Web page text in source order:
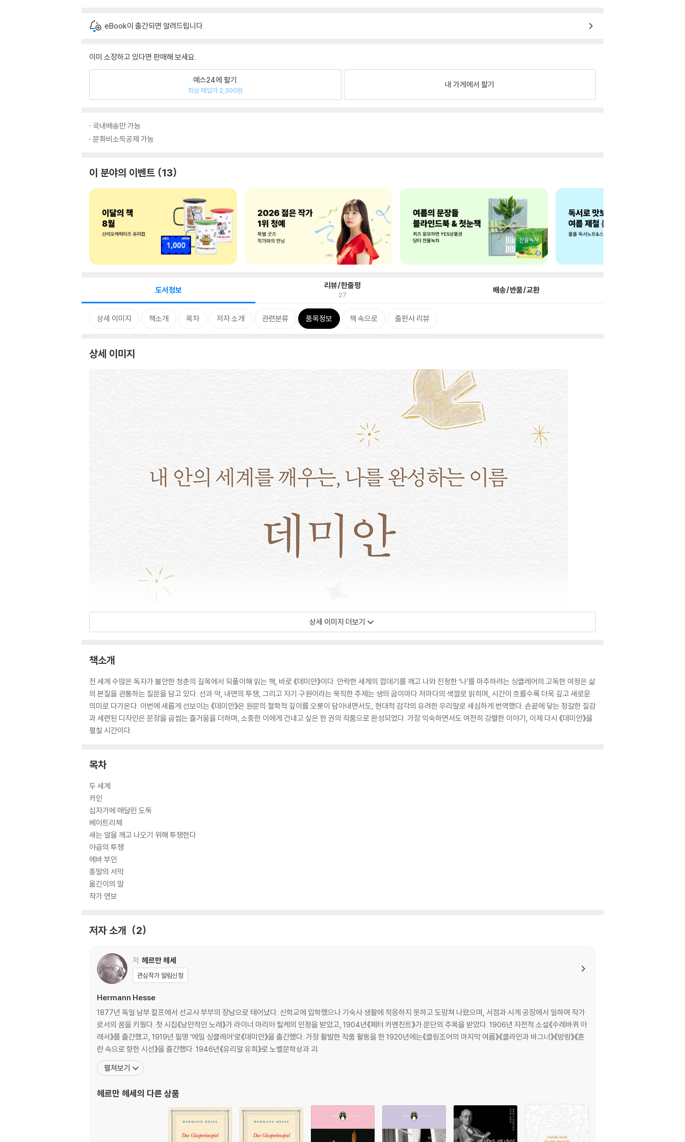
eBook이 출간되면 알려드립니다.
이미 소장하고 있다면 판매해 보세요.
예스24에 팔기
최상 매입가 2,300원
내 가게에서 팔기
국내배송만 가능
문화비소득공제 가능
이 분야의 이벤트 13
도서정보 리뷰/한줄평
27 배송/반품/교환
상세 이미지 책소개 목차 저자 소개 관련분류 품목정보 책 속으로 출판사 리뷰
상세 이미지
상세 이미지 더보기
책소개
전 세계 수많은 독자가 불안한 청춘의 길목에서 되풀이해 읽는 책, 바로 《데미안》이다. 안락한 세계의 껍데기를 깨고 나와 진정한 ‘나’를 마주하려는 싱클레어의 고독한 여정은 삶
의 본질을 관통하는 질문을 담고 있다. 선과 악, 내면의 투쟁, 그리고 자기 구원이라는 묵직한 주제는 생의 굽이마다 저마다의 색깔로 읽히며, 시간이 흐를수록 더욱 깊고 새로운
의미로 다가온다. 이번에 새롭게 선보이는 《데미안》은 원문의 철학적 깊이를 오롯이 담아내면서도, 현대적 감각의 유려한 우리말로 세심하게 번역했다. 손끝에 닿는 정갈한 질감
과 세련된 디자인은 문장을 곱씹는 즐거움을 더하며, 소중한 이에게 건네고 싶은 한 권의 작품으로 완성되었다. 가장 익숙하면서도 여전히 강렬한 이야기, 이제 다시 《데미안》을
펼칠 시간이다.
목차
두 세계
카인
십자가에 매달린 도둑
베아트리체
새는 알을 깨고 나오기 위해 투쟁한다
야곱의 투쟁
에바 부인
종말의 서막
옮긴이의 말
작가 연보
저자 소개 2
저 헤르만 헤세
관심작가 알림신청
Hermann Hesse
1877년 독일 남부 칼프에서 선교사 부부의 장남으로 태어났다. 신학교에 입학했으나 기숙사 생활에 적응하지 못하고 도망쳐 나왔으며, 서점과 시계 공장에서 일하며 작가
로서의 꿈을 키웠다. 첫 시집《낭만적인 노래》가 라이너 마리아 릴케의 인정을 받았고, 1904년《페터 카멘친트》가 문단의 주목을 받았다. 1906년 자전적 소설《수레바퀴 아
래서》를 출간했고, 1919년 필명 ‘에밀 싱클레어’로《데미안》을 출간했다. 가장 활발한 작품 활동을 한 1920년에는《클링조어의 마지막 여름》《클라인과 바그너》《방랑》《혼
란 속으로 향한 시선》을 출간했다. 1946년《유리알 유희》로 노벨문학상과 괴
펼쳐보기
헤르만 헤세 의 다른 상품